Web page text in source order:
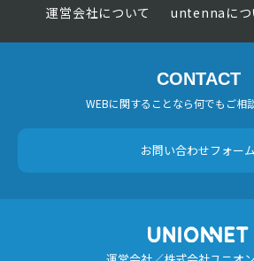
運営会社について untennaにつ
CONTACT
WEBに関することなら何でもご相
お問い合わせフォーム